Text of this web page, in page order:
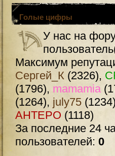
Голые цифры
У нас на
Максимум
Сергей_К (2326),
(1796), mamamia
(1264), july75
AHTEPO (1118)
За последние 24
пользователей: 0